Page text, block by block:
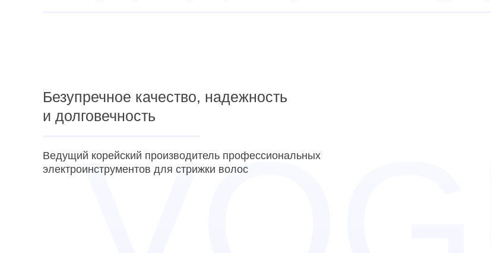
Безупречное качество, надежность
и долговечность
Ведущий корейский производитель профессиональных
электроинструментов для стрижки волос